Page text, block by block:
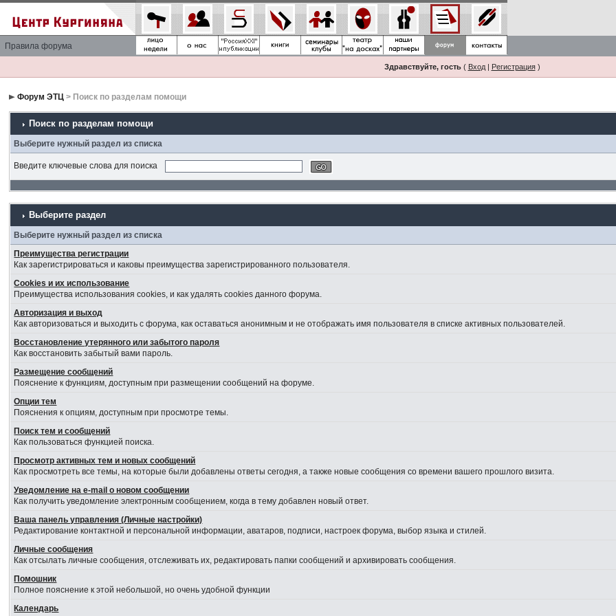
Правила форума
Здравствуйте, гость( Вход| Регистрация)
Форум ЭТЦ > Поиск по разделам помощи
Поиск по разделам помощи
Выберите нужный раздел из списка
Введите ключевые слова для поиска
Выберите раздел
Выберите нужный раздел из списка
Преимущества регистрации
Как зарегистрироваться и каковы преимущества зарегистрированного пользователя.
Cookies и их использование
Преимущества использования cookies, и как удалять cookies данного форума.
Авторизация и выход
Как авторизоваться и выходить с форума, как оставаться анонимным и не отображать имя пользователя в списке активных пользователей.
Восстановление утерянного или забытого пароля
Как восстановить забытый вами пароль.
Размещение сообщений
Пояснение к функциям, доступным при размещении сообщений на форуме.
Опции тем
Пояснения к опциям, доступным при просмотре темы.
Поиск тем и сообщений
Как пользоваться функцией поиска.
Просмотр активных тем и новых сообщений
Как просмотреть все темы, на которые были добавлены ответы сегодня, а также новые сообщения со времени вашего прошлого визита.
Уведомление на е-mail о новом сообщении
Как получить уведомление электронным сообщением, когда в тему добавлен новый ответ.
Ваша панель управления (Личные настройки)
Редактирование контактной и персональной информации, аватаров, подписи, настроек форума, выбор языка и стилей.
Личные сообщения
Как отсылать личные сообщения, отслеживать их, редактировать папки сообщений и архивировать сообщения.
Помошник
Полное пояснение к этой небольшой, но очень удобной функции
Календарь